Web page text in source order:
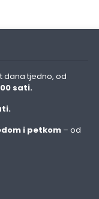
dana tjedno, od
sati.
i petkom – od